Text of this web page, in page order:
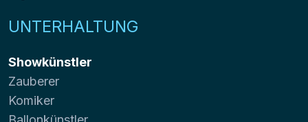
UNTERHALTUNG
Showkünstler
Zauberer
Komiker